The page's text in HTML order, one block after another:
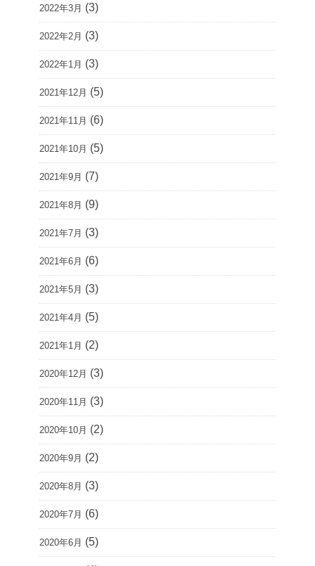
2022年3月 (3)
2022年2月 (3)
2022年1月 (3)
2021年12月 (5)
2021年11月 (6)
2021年10月 (5)
2021年9月 (7)
2021年8月 (9)
2021年7月 (3)
2021年6月 (6)
2021年5月 (3)
2021年4月 (5)
2021年1月 (2)
2020年12月 (3)
2020年11月 (3)
2020年10月 (2)
2020年9月 (2)
2020年8月 (3)
2020年7月 (6)
2020年6月 (5)